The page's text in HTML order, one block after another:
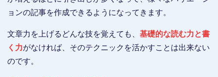
ョンの記事を作成できるようになってきます。
文章力を上げるどんな技を覚えても、 基礎的な読む力と書
く力がなければ、そのテクニックを活かすことは出来ない
のです。